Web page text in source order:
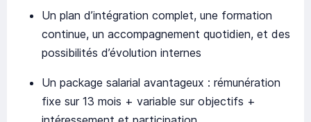
Un plan d’intégration complet, une formation
continue, un accompagnement quotidien, et des
possibilités d’évolution internes
Un package salarial avantageux : rémunération
fixe sur 13 mois + variable sur objectifs +